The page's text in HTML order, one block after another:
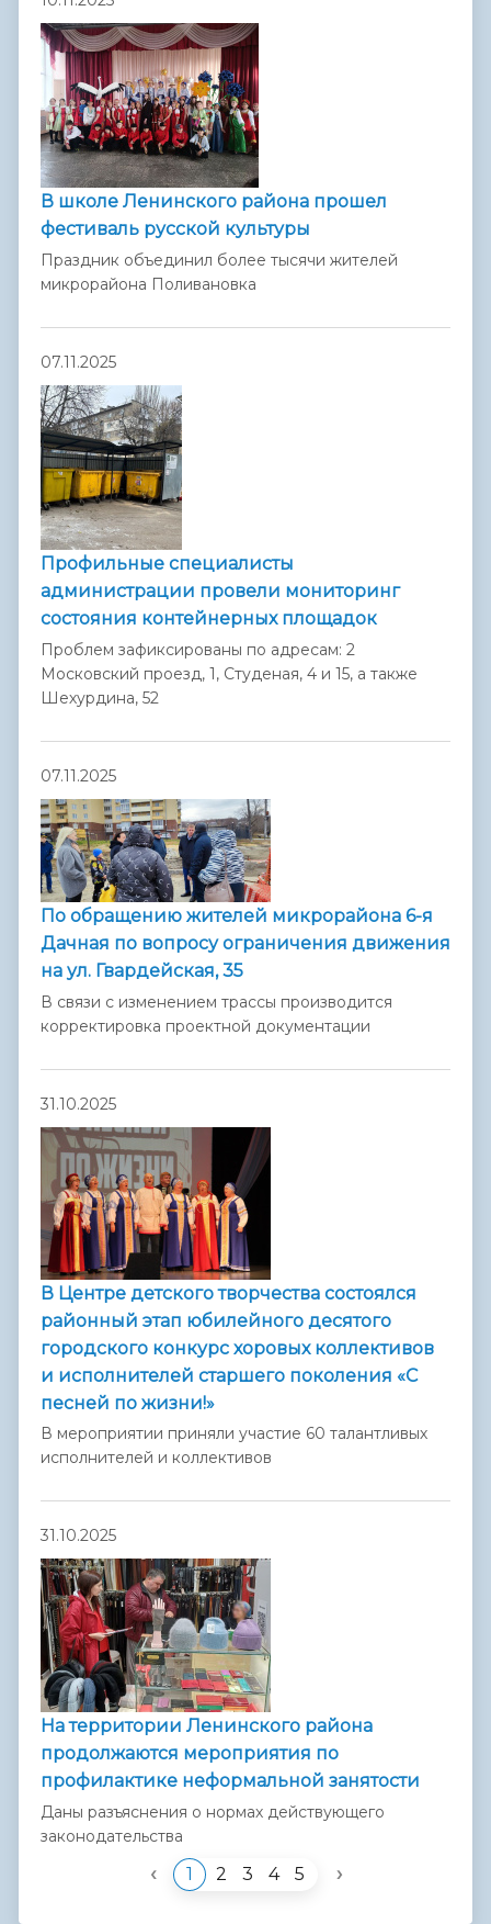
В школе Ленинского района прошел
фестиваль русской культуры
Праздник объединил более тысячи жителей
микрорайона Поливановка
07.11.2025
Профильные специалисты
администрации провели мониторинг
состояния контейнерных площадок
Проблем зафиксированы по адресам: 2
Московский проезд, 1, Студеная, 4 и 15, а также
Шехурдина, 52
07.11.2025
По обращению жителей микрорайона 6-я
Дачная по вопросу ограничения движения
на ул. Гвардейская, 35
В связи с изменением трассы производится
корректировка проектной документации
31.10.2025
В Центре детского творчества состоялся
районный этап юбилейного десятого
городского конкурс хоровых коллективов
и исполнителей старшего поколения «С
песней по жизни!»
В мероприятии приняли участие 60 талантливых
исполнителей и коллективов
31.10.2025
На территории Ленинского района
продолжаются мероприятия по
профилактике неформальной занятости
Даны разъяснения о нормах действующего
законодательства
‹ 1 2 3 4 5 ›